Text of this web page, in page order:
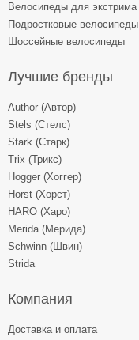
Велосипеды для экстрима
Подростковые велосипеды
Шоссейные велосипеды
Лучшие бренды
Author (Автор)
Stels (Стелс)
Stark (Старк)
Trix (Трикс)
Hogger (Хоггер)
Horst (Хорст)
HARO (Харо)
Merida (Мерида)
Schwinn (Швин)
Strida
Компания
Доставка и оплата